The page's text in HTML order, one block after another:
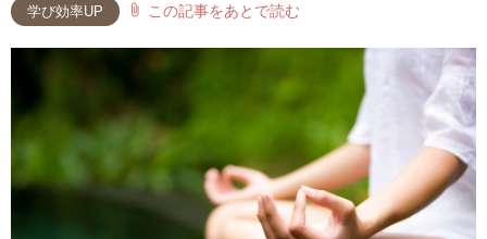
学び効率UP attach_file この記事をあとで読む